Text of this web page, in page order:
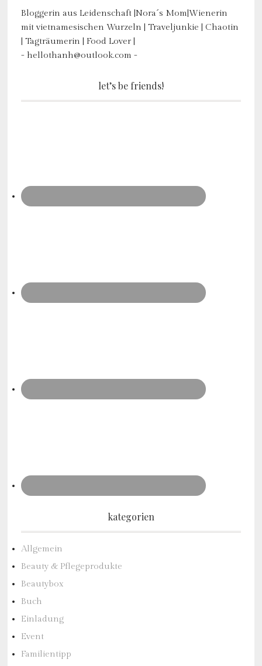
Bloggerin aus Leidenschaft |Nora´s Mom|Wienerin
mit vietnamesischen Wurzeln | Traveljunkie | Chaotin
| Tagträumerin | Food Lover |
- hellothanh@outlook.com -
let’s be friends!
kategorien
Allgemein
Beauty & Pflegeprodukte
Beautybox
Buch
Einladung
Event
Familientipp